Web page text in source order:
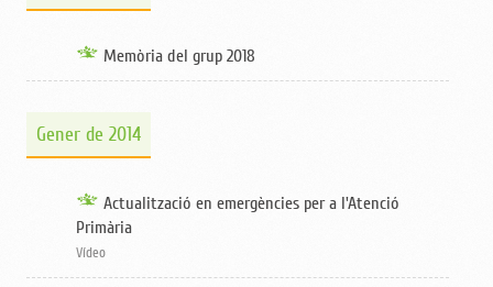
Memòria del grup 2018
Gener de 2014
Actualització en emergències per a l'Atenció
Primària
Vídeo